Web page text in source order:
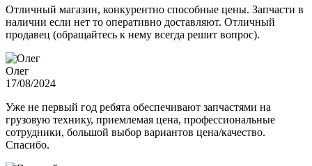
Отличный магазин, конкурентно способные цены. Запчасти в
наличии если нет то оперативно доставляют. Отличный
продавец (обращайтесь к нему всегда решит вопрос).
Олег
17/08/2024
Уже не первый год ребята обеспечивают запчастями на
грузовую технику, приемлемая цена, профессиональные
сотрудники, большой выбор вариантов цена/качество.
Спасибо.